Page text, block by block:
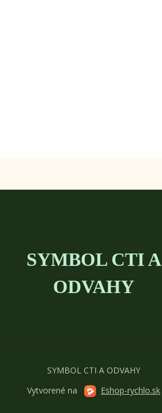
SYMBOL CTI A
ODVAHY
SYMBOL CTI A ODVAHY
Vytvorené na
Eshop-rychlo.sk